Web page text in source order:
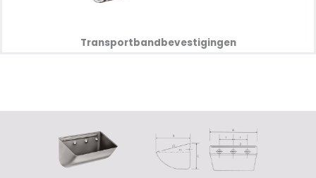
Transportbandbevestigingen